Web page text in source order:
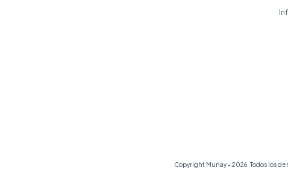
Copyright Munay - 2026. Todos los